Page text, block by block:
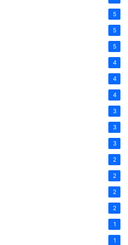
5
5
5
4
4
4
3
3
3
2
2
2
2
1
1